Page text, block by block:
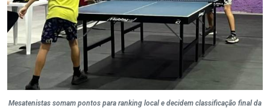
Mesatenistas somam pontos para ranking local e decidem classificação final da